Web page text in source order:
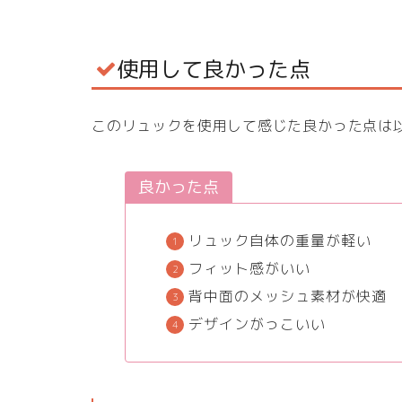
使用して良かった点
このリュックを使用して感じた良かった点は
良かった点
リュック自体の重量が軽い
フィット感がいい
背中面のメッシュ素材が快適
デザインがっこいい